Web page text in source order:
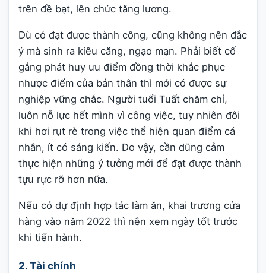
trên đề bạt, lên chức tăng lương.
Dù có đạt được thành công, cũng không nên đắc
ý mà sinh ra kiêu căng, ngạo mạn. Phải biết cố
gắng phát huy ưu điểm đồng thời khắc phục
nhược điểm của bản thân thì mới có được sự
nghiệp vững chắc. Người tuổi Tuất chăm chỉ,
luôn nỗ lực hết mình vì công việc, tuy nhiên đôi
khi hơi rụt rè trong việc thể hiện quan điểm cá
nhân, ít có sáng kiến. Do vậy, cần dũng cảm
thực hiện những ý tưởng mới để đạt được thành
tựu rực rỡ hơn nữa.
Nếu có dự định hợp tác làm ăn, khai trương cửa
hàng vào năm 2022 thì nên xem ngày tốt trước
khi tiến hành.
2. Tài chính